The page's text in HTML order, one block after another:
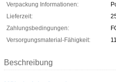
Verpackung Informationen:
Lieferzeit:
Zahlungsbedingungen:
Versorgungsmaterial-Fähigkeit:
Beschreibung